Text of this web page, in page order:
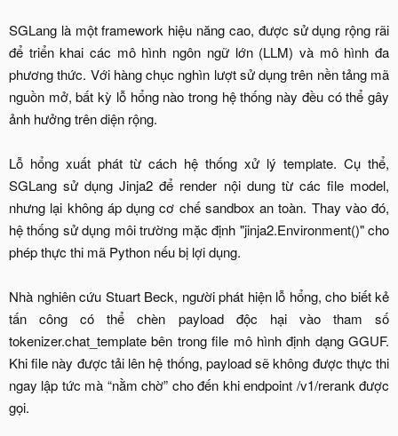
SGLang là một framework hiệu năng cao, được sử dụng rộng rãi
để triển khai các mô hình ngôn ngữ lớn (LLM) và mô hình đa
phương thức. Với hàng chục nghìn lượt sử dụng trên nền tảng mã
nguồn mở, bất kỳ lỗ hổng nào trong hệ thống này đều có thể gây
ảnh hưởng trên diện rộng.
Lỗ hổng xuất phát từ cách hệ thống xử lý template. Cụ thể,
SGLang sử dụng Jinja2 để render nội dung từ các file model,
nhưng lại không áp dụng cơ chế sandbox an toàn. Thay vào đó,
hệ thống sử dụng môi trường mặc định "jinja2.Environment()" cho
phép thực thi mã Python nếu bị lợi dụng.
Nhà nghiên cứu Stuart Beck, người phát hiện lỗ hổng, cho biết kẻ
tấn công có thể chèn payload độc hại vào tham số
tokenizer.chat_template bên trong file mô hình định dạng GGUF.
Khi file này được tải lên hệ thống, payload sẽ không được thực thi
ngay lập tức mà “nằm chờ” cho đến khi endpoint /v1/rerank được
gọi.